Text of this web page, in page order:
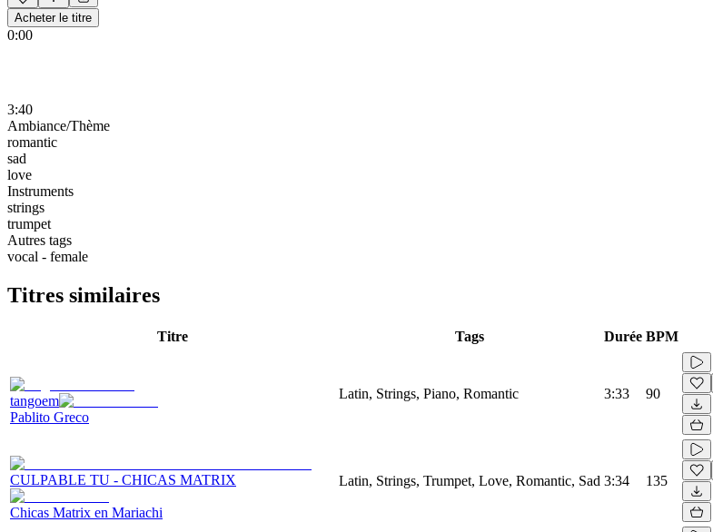
Acheter le titre
0:00
3:40
Ambiance/Thème
romantic
sad
love
Instruments
strings
trumpet
Autres tags
vocal - female
Titres similaires
Titre Tags Durée BPM
tangoem
Pablito Greco
Latin, Strings, Piano, Romantic 3:33 90
CULPABLE TU - CHICAS MATRIX
Chicas Matrix en Mariachi
Latin, Strings, Trumpet, Love, Romantic, Sad 3:34 135